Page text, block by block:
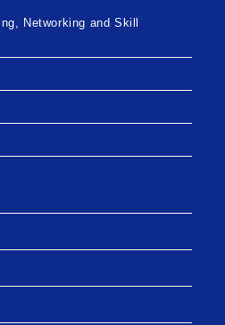
Networking and Skill